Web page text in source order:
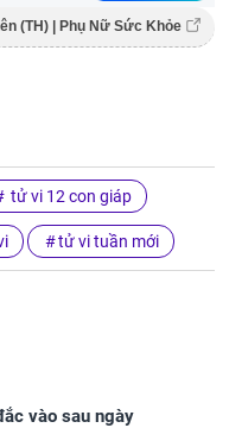
(TH) | Phụ Nữ Sức Khỏe
tử vi 12 con giáp
tử vi tuần mới
vào sau ngày